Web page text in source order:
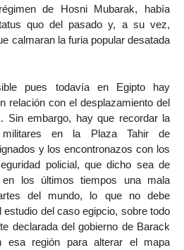
de Hosni Mubarak, había
quo del pasado y, a su vez,
calmaran la furia popular desatada
pues todavía en Egipto hay
relación con el desplazamiento del
Sin embargo, hay que recordar la
en la Plaza Tahir de
y los encontronazos con los
policial, que dicho sea de
en los últimos tiempos una mala
del mundo, lo que no debe
del caso egipcio, sobre todo
declarada del gobierno de Barack
esa región para alterar el mapa